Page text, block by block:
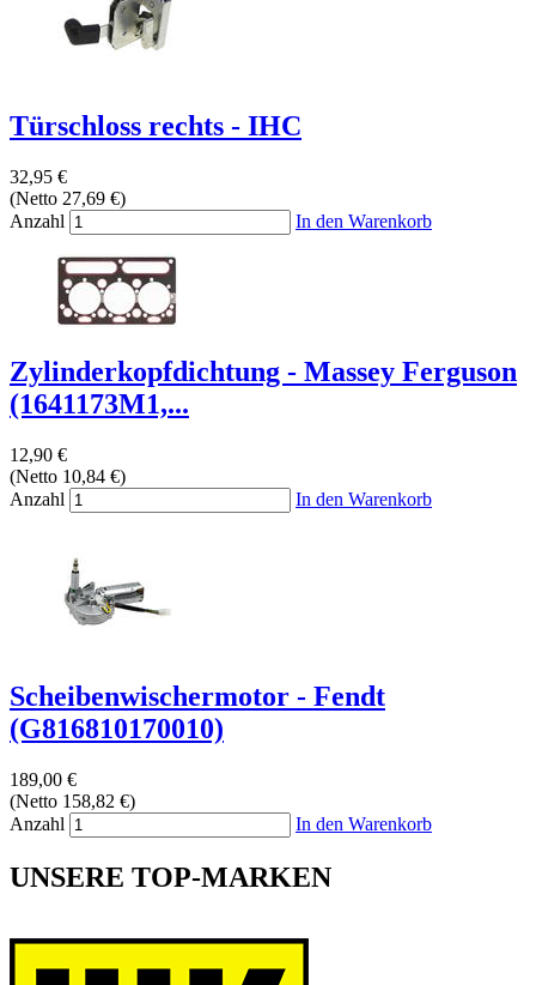
Türschloss rechts - IHC
32,95 €
(Netto 27,69 €)
Anzahl
In den Warenkorb
Zylinderkopfdichtung - Massey Ferguson
(1641173M1,...
12,90 €
(Netto 10,84 €)
Anzahl
In den Warenkorb
Scheibenwischermotor - Fendt
(G816810170010)
189,00 €
(Netto 158,82 €)
Anzahl
In den Warenkorb
UNSERE TOP-MARKEN